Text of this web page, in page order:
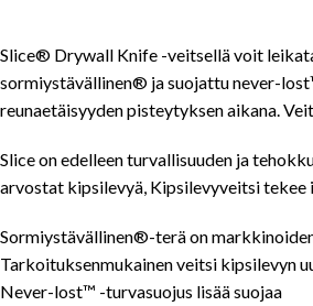
Slice® Drywall Knife -veitsellä voit
sormiystävällinen® ja suojattu never-
reunaetäisyyden pisteytyksen aikana.
Slice on edelleen turvallisuuden ja
arvostat kipsilevyä, Kipsilevyveitsi tekee
Sormiystävällinen®-terä on
Tarkoituksenmukainen veitsi kipsilevyn
Never-lost™ -turvasuojus lisää suojaa